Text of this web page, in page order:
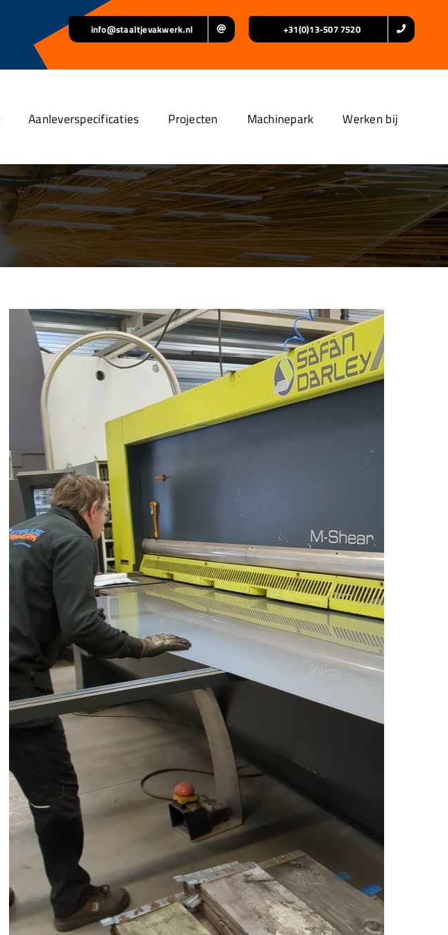
info@staaltjevakwerk.nl +31(0)13-507 7520
Aanleverspecificaties Projecten Machinepark Werken bij